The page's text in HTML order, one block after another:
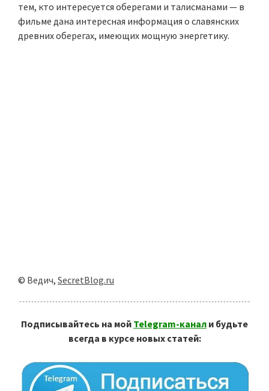
тем, кто интересуется оберегами и талисманами — в
фильме дана интересная информация о славянских
древних оберегах, имеющих мощную энергетику.
© Ведич, SecretBlog.ru
Подписывайтесь на мой Telegram-канал и будьте
всегда в курсе новых статей: